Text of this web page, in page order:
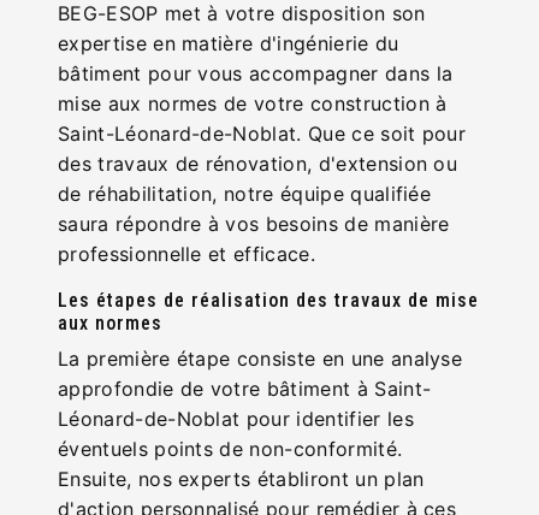
BEG-ESOP met à votre disposition son
expertise en matière d'ingénierie du
bâtiment pour vous accompagner dans la
mise aux normes de votre construction à
Saint-Léonard-de-Noblat. Que ce soit pour
des travaux de rénovation, d'extension ou
de réhabilitation, notre équipe qualifiée
saura répondre à vos besoins de manière
professionnelle et efficace.
Les étapes de réalisation des travaux de mise
aux normes
La première étape consiste en une analyse
approfondie de votre bâtiment à Saint-
Léonard-de-Noblat pour identifier les
éventuels points de non-conformité.
Ensuite, nos experts établiront un plan
d'action personnalisé pour remédier à ces